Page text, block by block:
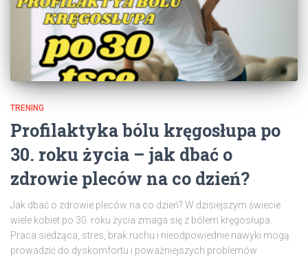
TRENING
Profilaktyka bólu kręgosłupa po
30. roku życia – jak dbać o
zdrowie pleców na co dzień?
Jak dbać o zdrowie pleców na co dzień? W dzisiejszym świecie
wiele kobiet po 30. roku życia zmaga się z bólem kręgosłupa.
Praca siedząca, stres, brak ruchu i nieodpowiednie nawyki mogą
prowadzić do dyskomfortu i poważniejszych problemów